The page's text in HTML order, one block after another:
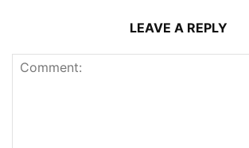
LEAVE A REPLY